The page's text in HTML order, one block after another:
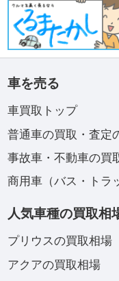
車を売る
車買取トップ
普通車の買取・査定
事故車・不動車の買
商用車（バス・トラ
人気車種の買取相
プリウスの買取相場
アクアの買取相場